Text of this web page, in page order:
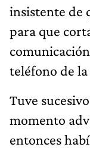
insistente de
para que
teléfono de la
Tuve
momento
entonces